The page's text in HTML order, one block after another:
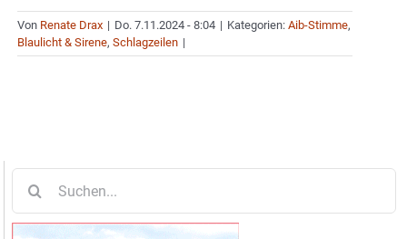
Von Renate Drax | Do. 7.11.2024 - 8:04 | Kategorien: Aib-Stimme,
Blaulicht & Sirene, Schlagzeilen |
nach: